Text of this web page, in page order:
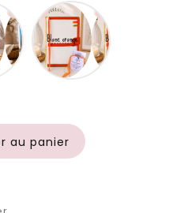
Blanc
kaki
au panier